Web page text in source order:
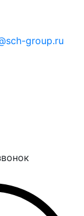
group.ru